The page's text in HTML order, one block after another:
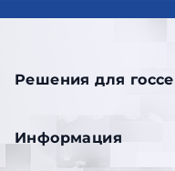
Решения для
Информация